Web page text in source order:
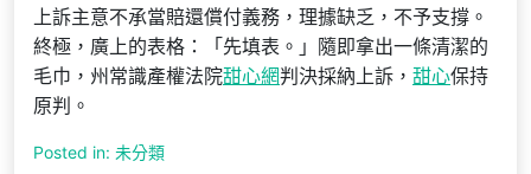
上訴主意不承當賠還償付義務，理據缺乏，不予支撐。
終極，廣上的表格：「先填表。」隨即拿出一條清潔的
毛巾，州常識產權法院甜心網判決採納上訴， 甜心保持
原判。
Posted in: 未分類